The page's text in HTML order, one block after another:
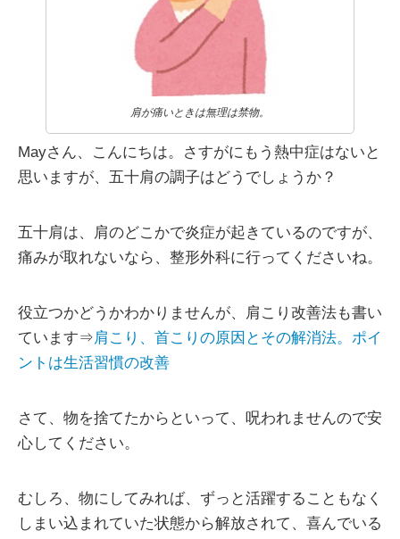
肩が痛いときは無理は禁物。
Mayさん、こんにちは。さすがにもう熱中症はないと
思いますが、五十肩の調子はどうでしょうか？
五十肩は、肩のどこかで炎症が起きているのですが、
痛みが取れないなら、整形外科に行ってくださいね。
役立つかどうかわかりませんが、肩こり改善法も書い
ています⇒肩こり、首こりの原因とその解消法。ポイ
ントは生活習慣の改善
さて、物を捨てたからといって、呪われませんので安
心してください。
むしろ、物にしてみれば、ずっと活躍することもなく
しまい込まれていた状態から解放されて、喜んでいる